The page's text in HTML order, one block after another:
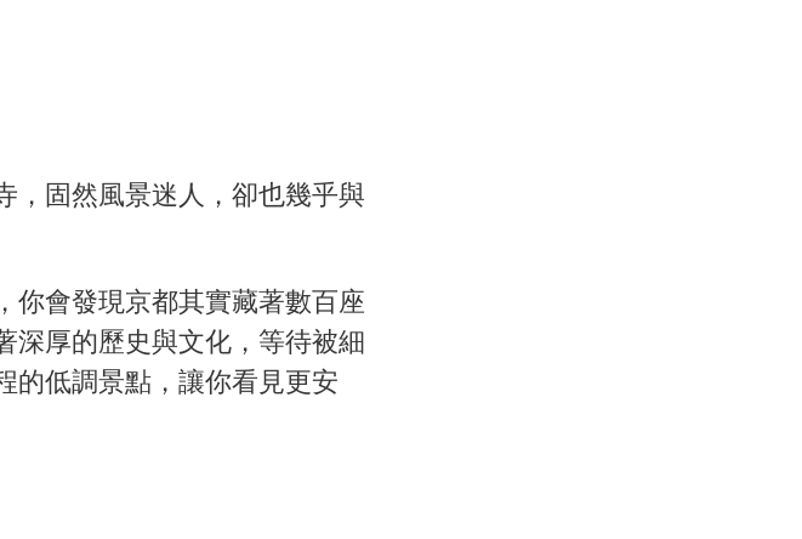
，固然風景迷人，卻也幾乎與
你會發現京都其實藏著數百座
深厚的歷史與文化，等待被細
的低調景點，讓你看見更安